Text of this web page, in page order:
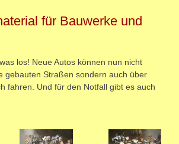
für Bauwerke und
los! Neue Autos können nun nicht
gebauten Straßen sondern auch über
fahren. Und für den Notfall gibt es auch